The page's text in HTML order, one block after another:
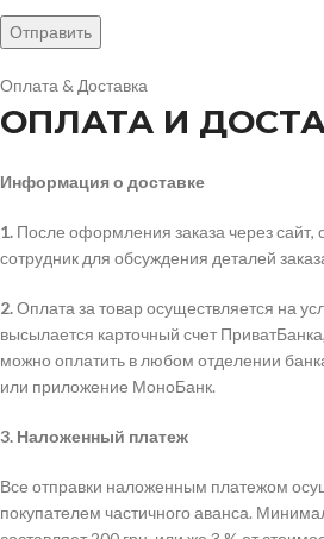
Оплата & Доставка
ОПЛАТА И
Информация о доставке
1. После оформления заказа через сайт,
сотрудник для обсуждения деталей
2.Оплата за товар осуществляется на
высылается карточный счет
можно оплатить в любом отделении
или приложение МоноБанк.
3. Наложенный платеж
Все отправки наложенным платежом
покупателем частичного аванса.